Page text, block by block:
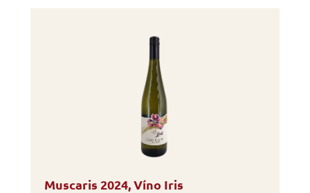
Muscaris 2024, Víno Iris